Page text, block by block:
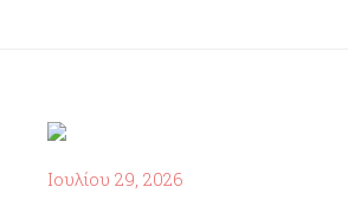
Ιουλίου 29, 2026